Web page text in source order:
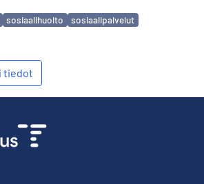
sosiaalihuolto sosiaalipalvelut
tiedot